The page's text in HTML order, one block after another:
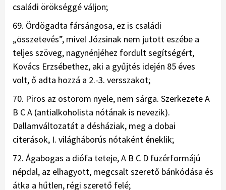
családi örökséggé váljon;
69. Ördögadta fársángosa, ez is családi
„összetevés”, mivel Józsinak nem jutott eszébe a
teljes szöveg, nagynénjéhez fordult segítségért,
Kovács Erzsébethez, aki a gyűjtés idején 85 éves
volt, ő adta hozzá a 2.-3. versszakot;
70. Piros az ostorom nyele, nem sárga. Szerkezete A
B C A (antialkoholista nótának is nevezik).
Dallamváltozatát a désháziak, meg a dobai
citerások, I. világháborús nótaként éneklik;
72. Ágabogas a diófa teteje, A B C D füzérformájú
népdal, az elhagyott, megcsalt szerető bánkódása és
átka a hűtlen, régi szerető felé;